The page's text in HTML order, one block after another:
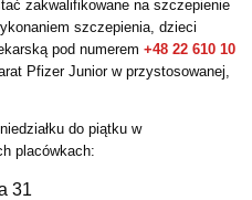
zakwalifikowane na szczepienie
szczepienia, dzieci
pod numerem +48 22 610 10
Pfizer Junior w przystosowanej,
do piątku w
placówkach:
31